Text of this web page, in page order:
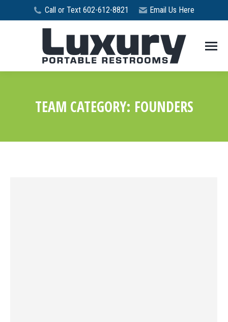
Call or Text 602-612-8821 Email Us Here
TEAM CATEGORY: FOUNDERS